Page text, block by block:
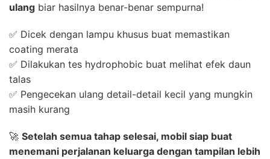
ulang biar hasilnya benar-benar sempurna!
✅ Dicek dengan lampu khusus buat memastikan
coating merata
✅ Dilakukan tes hydrophobic buat melihat efek daun
talas
✅ Pengecekan ulang detail-detail kecil yang mungkin
masih kurang
🚀 Setelah semua tahap selesai, mobil siap buat
menemani perjalanan keluarga dengan tampilan lebih